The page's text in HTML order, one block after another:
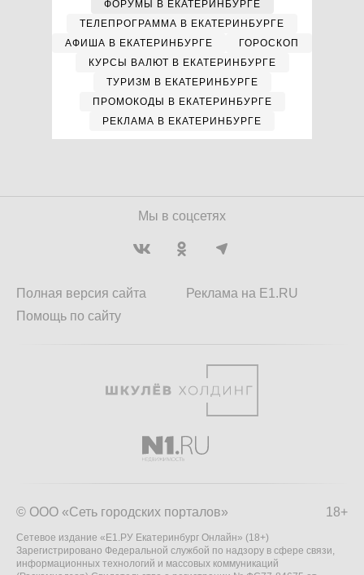
ФОРУМЫ В ЕКАТЕРИНБУРГЕ
ТЕЛЕПРОГРАММА В ЕКАТЕРИНБУРГЕ
АФИША В ЕКАТЕРИНБУРГЕ
ГОРОСКОП
КУРСЫ ВАЛЮТ В ЕКАТЕРИНБУРГЕ
ТУРИЗМ В ЕКАТЕРИНБУРГЕ
ПРОМОКОДЫ В ЕКАТЕРИНБУРГЕ
РЕКЛАМА В ЕКАТЕРИНБУРГЕ
Мы в соцсетях
Полная версия сайта
Помощь по сайту
Реклама на E1.RU
18+
© ООО «Сеть городских порталов»
Сетевое издание «Е1.РУ Екатеринбург Онлайн» (18+)
Зарегистрировано Федеральной службой по надзору в сфере связи,
информационных технологий и массовых коммуникаций